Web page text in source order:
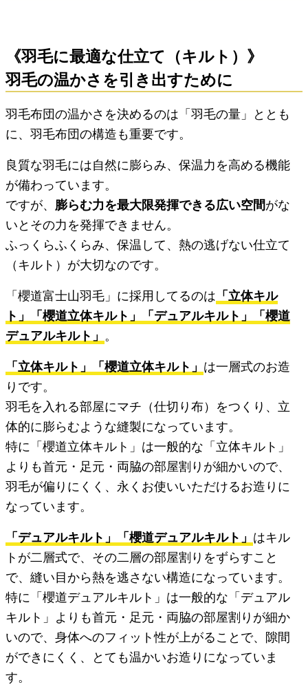
《羽毛に最適な仕立て（キルト）》
羽毛の温かさを引き出すために
羽毛布団の温かさを決めるのは「羽毛の量」ととも
に、羽毛布団の構造も重要です。
良質な羽毛には自然に膨らみ、保温力を高める機能
が備わっています。
ですが、 膨らむ力を最大限発揮できる広い空間がな
いとその力を発揮できません。
ふっくらふくらみ、保温して、熱の逃げない仕立て
（キルト）が大切なのです。
「櫻道富士山羽毛」に採用してるのは 「立体キル
ト」「櫻道立体キルト」「デュアルキルト」「櫻道
デュアルキルト」 。
「立体キルト」「櫻道立体キルト」 は一層式のお造
りです。
羽毛を入れる部屋にマチ（仕切り布）をつくり、立
体的に膨らむような縫製になっています。
特に「櫻道立体キルト」は一般的な「立体キルト」
よりも首元・足元・両脇の部屋割りが細かいので、
羽毛が偏りにくく、永くお使いいただけるお造りに
なっています。
「デュアルキルト」「櫻道デュアルキルト」 はキル
トが二層式で、その二層の部屋割りをずらすこと
で、縫い目から熱を逃さない構造になっています。
特に「櫻道デュアルキルト」は一般的な「デュアル
キルト」よりも首元・足元・両脇の部屋割りが細か
いので、身体へのフィット性が上がることで、隙間
ができにくく、とても温かいお造りになっていま
す。